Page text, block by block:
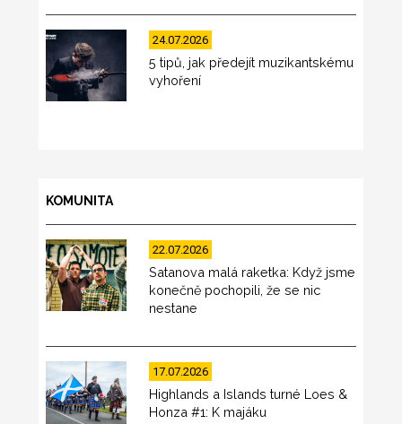
24.07.2026
5 tipů, jak předejít muzikantskému
vyhoření
KOMUNITA
22.07.2026
Satanova malá raketka: Když jsme
konečně pochopili, že se nic
nestane
17.07.2026
Highlands a Islands turné Loes &
Honza #1: K majáku